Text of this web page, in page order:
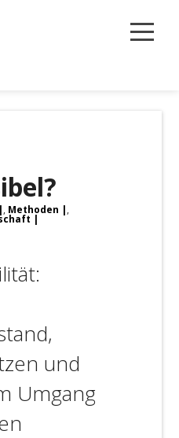
, Methoden ,
und
Umgang